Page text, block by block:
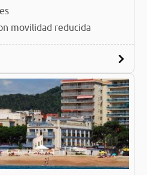
movilidad reducida